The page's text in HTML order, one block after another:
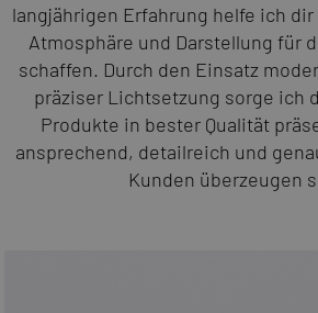
langjährigen Erfahrung helfe ich
Atmosphäre und Darstellung für
schaffen. Durch den Einsatz
präziser Lichtsetzung sorge ich
Produkte in bester Qualität
ansprechend, detailreich und
Kunden überzeugen